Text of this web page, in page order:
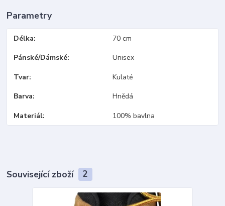
Parametry
Délka 70 cm
Pánské/Dámské Unisex
Tvar Kulaté
Barva Hnědá
Materiál 100% bavlna
Související zboží 2